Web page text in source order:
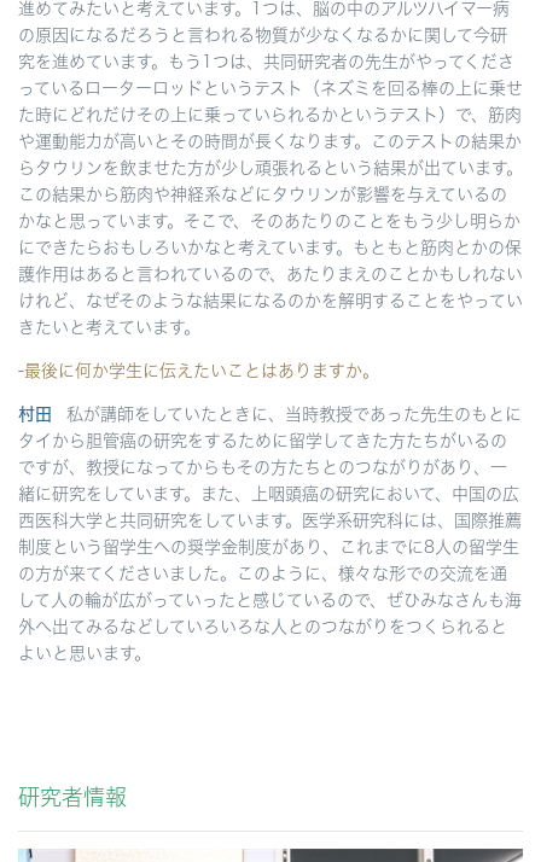
進めてみたいと考えています。1つは、脳の中のアルツハイマー病
の原因になるだろうと言われる物質が少なくなるかに関して今研
究を進めています。もう1つは、共同研究者の先生がやってくださ
っているローターロッドというテスト（ネズミを回る棒の上に乗せ
た時にどれだけその上に乗っていられるかというテスト）で、筋肉
や運動能力が高いとその時間が長くなります。このテストの結果か
らタウリンを飲ませた方が少し頑張れるという結果が出ています。
この結果から筋肉や神経系などにタウリンが影響を与えているの
かなと思っています。そこで、そのあたりのことをもう少し明らか
にできたらおもしろいかなと考えています。もともと筋肉とかの保
護作用はあると言われているので、あたりまえのことかもしれない
けれど、なぜそのような結果になるのかを解明することをやってい
きたいと考えています。
-最後に何か学生に伝えたいことはありますか。
村田
私が講師をしていたときに、当時教授であった先生のもとに
タイから胆管癌の研究をするために留学してきた方たちがいるの
ですが、教授になってからもその方たちとのつながりがあり、一
緒に研究をしています。また、上咽頭癌の研究において、中国の広
西医科大学と共同研究をしています。医学系研究科には、国際推薦
制度という留学生への奨学金制度があり、これまでに8人の留学生
の方が来てくださいました。このように、様々な形での交流を通
して人の輪が広がっていったと感じているので、ぜひみなさんも海
外へ出てみるなどしていろいろな人とのつながりをつくられると
よいと思います。
研究者情報